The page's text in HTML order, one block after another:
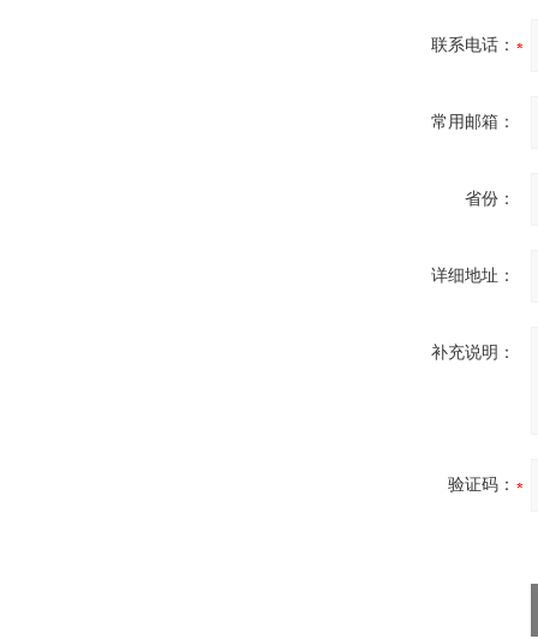
联系电话：
常用邮箱：
省份：
详细地址：
补充说明：
验证码：